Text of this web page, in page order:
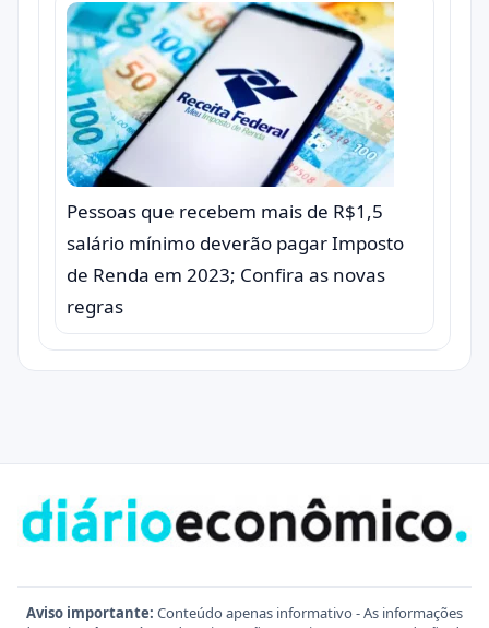
Pessoas que recebem mais de R$1,5
salário mínimo deverão pagar Imposto
de Renda em 2023; Confira as novas
regras
Aviso importante: Conteúdo apenas informativo - As informações